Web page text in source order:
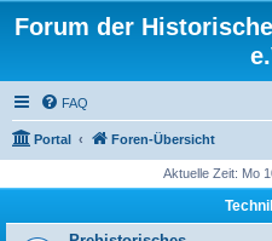
Forum der
FAQ
Portal Foren-Übersicht
Aktuelle Zeit: Mo